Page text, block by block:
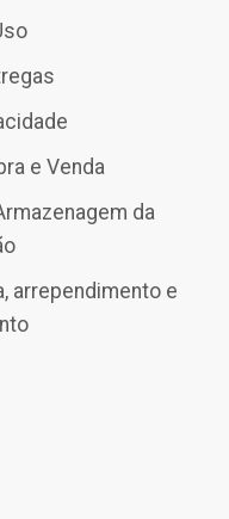
e Venda
da
arrependimento e